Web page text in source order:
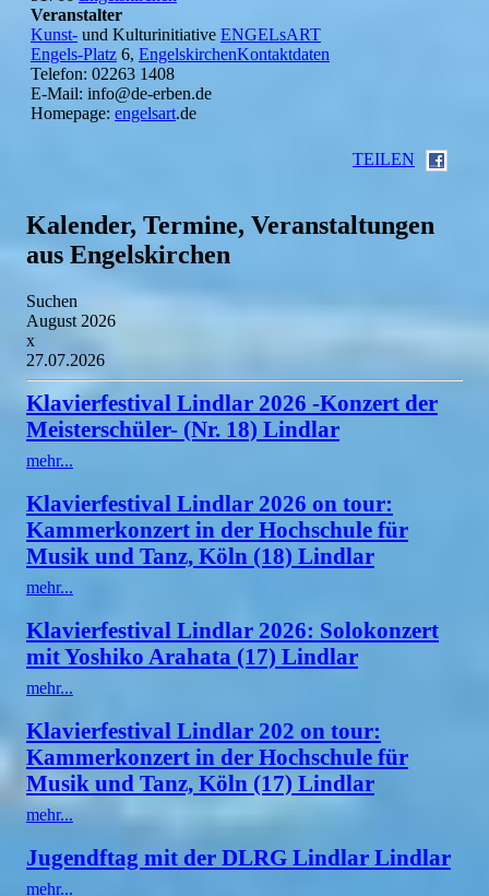
Veranstalter
Kunst- und Kulturinitiative ENGELsART
Engels-Platz 6, EngelskirchenKontaktdaten
Telefon: 02263 1408
E-Mail: info@de-erben.de
Homepage: engelsart.de
TEILEN
Kalender, Termine, Veranstaltungen
aus Engelskirchen
Suchen
August 2026
x
27.07.2026
Klavierfestival Lindlar 2026 -Konzert der
Meisterschüler- (Nr. 18) Lindlar
mehr...
Klavierfestival Lindlar 2026 on tour:
Kammerkonzert in der Hochschule für
Musik und Tanz, Köln (18) Lindlar
mehr...
Klavierfestival Lindlar 2026: Solokonzert
mit Yoshiko Arahata (17) Lindlar
mehr...
Klavierfestival Lindlar 202 on tour:
Kammerkonzert in der Hochschule für
Musik und Tanz, Köln (17) Lindlar
mehr...
Jugendftag mit der DLRG Lindlar Lindlar
mehr...